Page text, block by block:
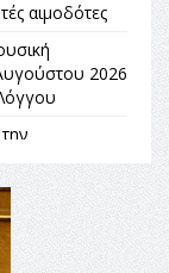
αιμοδότες
2026
κορυφαίες
απέναντι
γύρο του